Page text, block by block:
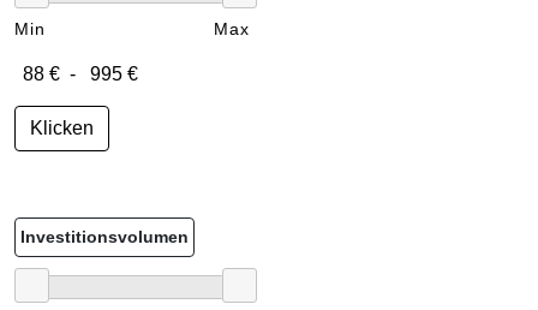
Min Max
Klicken
Investitionsvolumen